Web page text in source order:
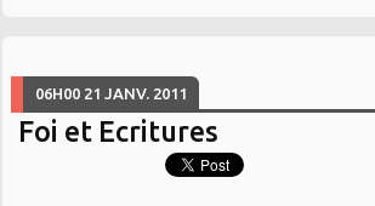
06H00 21 JANV. 2011
Foi et Ecritures